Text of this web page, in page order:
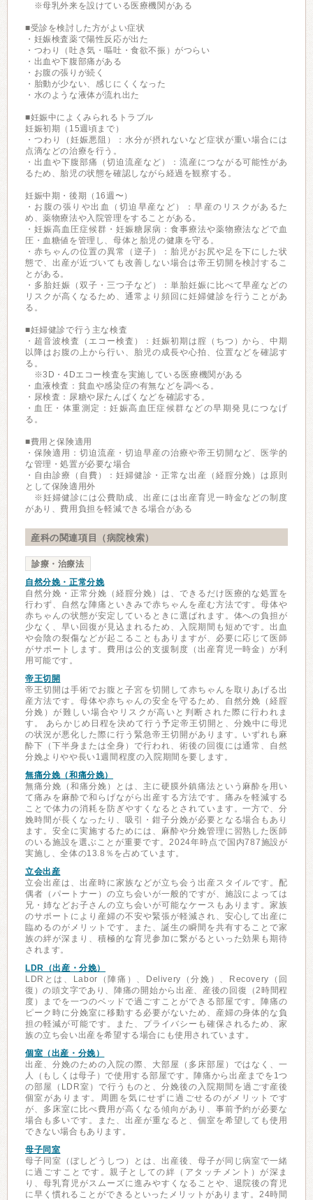
※母乳外来を設けている医療機関がある
■受診を検討した方がよい症状
・妊娠検査薬で陽性反応が出た
・つわり（吐き気・嘔吐・食欲不振）がつらい
・出血や下腹部痛がある
・お腹の張りが続く
・胎動が少ない、感じにくくなった
・水のような液体が流れ出た
■妊娠中によくみられるトラブル
妊娠初期（15週頃まで）
・つわり（妊娠悪阻）：水分が摂れないなど症状が重い場合には
点滴などの治療を行う。
・出血や下腹部痛（切迫流産など）：流産につながる可能性があ
るため、胎児の状態を確認しながら経過を観察する。
妊娠中期・後期（16週〜）
・お腹の張りや出血（切迫早産など）：早産のリスクがあるた
め、薬物療法や入院管理をすることがある。
・妊娠高血圧症候群・妊娠糖尿病：食事療法や薬物療法などで血
圧・血糖値を管理し、母体と胎児の健康を守る。
・赤ちゃんの位置の異常（逆子）：胎児がお尻や足を下にした状
態で、出産が近づいても改善しない場合は帝王切開を検討するこ
とがある。
・多胎妊娠（双子・三つ子など）：単胎妊娠に比べて早産などの
リスクが高くなるため、通常より頻回に妊婦健診を行うことがあ
る。
■妊婦健診で行う主な検査
・超音波検査（エコー検査）：妊娠初期は腟（ちつ）から、中期
以降はお腹の上から行い、胎児の成長や心拍、位置などを確認す
る。
※3D・4Dエコー検査を実施している医療機関がある
・血液検査：貧血や感染症の有無などを調べる。
・尿検査：尿糖や尿たんぱくなどを確認する。
・血圧・体重測定：妊娠高血圧症候群などの早期発見につなげ
る。
■費用と保険適用
・保険適用：切迫流産・切迫早産の治療や帝王切開など、医学的
な管理・処置が必要な場合
・自由診療（自費）：妊婦健診・正常な出産（経腟分娩）は原則
として保険適用外
※妊婦健診には公費助成、出産には出産育児一時金などの制度
があり、費用負担を軽減できる場合がある
産科の関連項目（病院検索）
診療・治療法
自然分娩・正常分娩
自然分娩・正常分娩（経腟分娩）は、できるだけ医療的な処置を
行わず、自然な陣痛といきみで赤ちゃんを産む方法です。母体や
赤ちゃんの状態が安定しているときに選ばれます。体への負担が
少なく、早い回復が見込まれるため、入院期間も短めです。出血
や会陰の裂傷などが起こることもありますが、必要に応じて医師
がサポートします。費用は公的支援制度（出産育児一時金）が利
用可能です。
帝王切開
帝王切開は手術でお腹と子宮を切開して赤ちゃんを取りあげる出
産方法です。母体や赤ちゃんの安全を守るため、自然分娩（経腟
分娩）が難しい場合やリスクが高いと判断された際に行われま
す。 あらかじめ日程を決めて行う予定帝王切開と、分娩中に母児
の状況が悪化した際に行う緊急帝王切開があります。いずれも麻
酔下（下半身または全身）で行われ、術後の回復には通常、自然
分娩よりやや長い1週間程度の入院期間を要します。
無痛分娩（和痛分娩）
無痛分娩（和痛分娩）とは、主に硬膜外鎮痛法という麻酔を用い
て痛みを麻酔で和らげながら出産する方法です。痛みを軽減する
ことで体力の消耗を防ぎやすくなるとされています。一方で、分
娩時間が長くなったり、吸引・鉗子分娩が必要となる場合もあり
ます。安全に実施するためには、麻酔や分娩管理に習熟した医師
のいる施設を選ぶことが重要です。2024年時点で国内787施設が
実施し、全体の13.8％を占めています。
立会出産
立会出産は、出産時に家族などが立ち会う出産スタイルです。配
偶者（パートナー）の立ち会いが一般的ですが、施設によっては
兄・姉などお子さんの立ち会いが可能なケースもあります。家族
のサポートにより産婦の不安や緊張が軽減され、安心して出産に
臨めるのがメリットです。また、誕生の瞬間を共有することで家
族の絆が深まり、積極的な育児参加に繋がるといった効果も期待
されます。
LDR（出産・分娩）
LDRとは、Labor（陣痛）、Delivery（分娩）、Recovery（回
復）の頭文字であり、陣痛の開始から出産、産後の回復（2時間程
度）までを一つのベッドで過ごすことができる部屋です。陣痛の
ピーク時に分娩室に移動する必要がないため、産婦の身体的な負
担の軽減が可能です。また、プライバシーも確保されるため、家
族の立ち会い出産を希望する場合にも使用されています。
個室（出産・分娩）
出産、分娩のための入院の際、大部屋（多床部屋）ではなく、一
人（もしくは母子）で使用する部屋です。陣痛から出産までを1つ
の部屋（LDR室）で行うものと、分娩後の入院期間を過ごす産後
個室があります。周囲を気にせずに過ごせるのがメリットです
が、多床室に比べ費用が高くなる傾向があり、事前予約が必要な
場合も多いです。また、出産が重なると、個室を希望しても使用
できない場合もあります。
母子同室
母子同室（ぼしどうしつ）とは、出産後、母子が同じ病室で一緒
に過ごすことです。親子としての絆（アタッチメント）が深ま
り、母乳育児がスムーズに進みやすくなることや、退院後の育児
に早く慣れることができるといったメリットがあります。24時間